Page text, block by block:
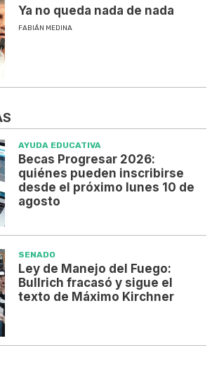
Ya no queda nada de nada
FABIÁN MEDINA
AYUDA EDUCATIVA
Becas Progresar 2026:
quiénes pueden inscribirse
desde el próximo lunes 10 de
agosto
SENADO
Ley de Manejo del Fuego:
Bullrich fracasó y sigue el
texto de Máximo Kirchner